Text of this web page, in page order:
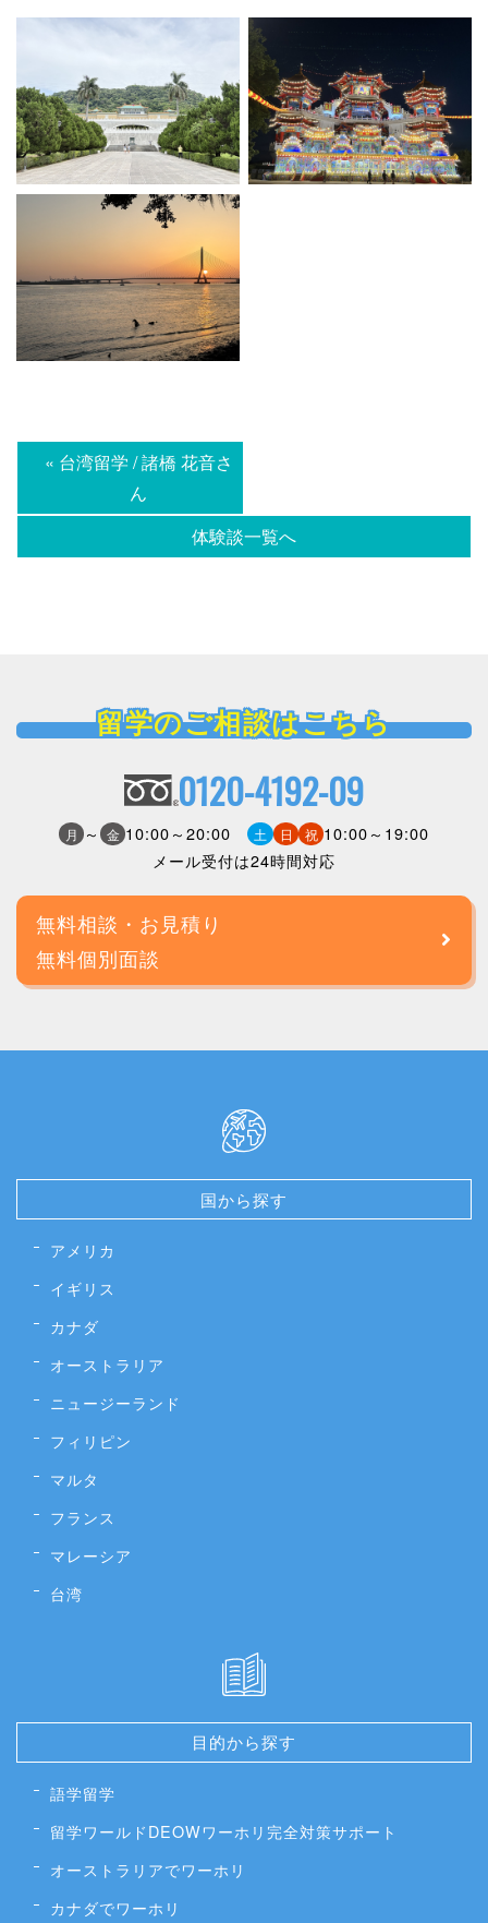
« 台湾留学 / 諸橋 花音さ
ん
体験談一覧へ
留学のご相談はこちら
0120-4192-09
月 ～ 金 10:00～20:00 土 日 祝 10:00～19:00
メール受付は24時間対応
無料相談・お見積り
無料個別面談
国から探す
アメリカ
イギリス
カナダ
オーストラリア
ニュージーランド
フィリピン
マルタ
フランス
マレーシア
台湾
目的から探す
語学留学
留学ワールドDEOWワーホリ完全対策サポート
オーストラリアでワーホリ
カナダでワーホリ